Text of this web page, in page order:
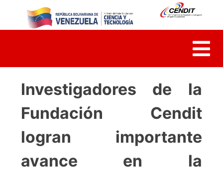
content
Investigadores de la
Fundación Cendit
logran importante
avance en la